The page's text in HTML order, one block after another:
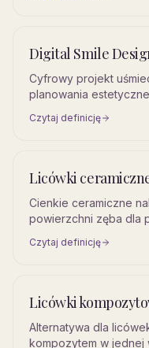
Digital Smile
Cyfrowy projekt
planowania
Czytaj definicję
Licówki
Cienkie ceramiczne
powierzchni zęba dla
Czytaj definicję
Licówki
Alternatywa dla
kompozytem w jednej